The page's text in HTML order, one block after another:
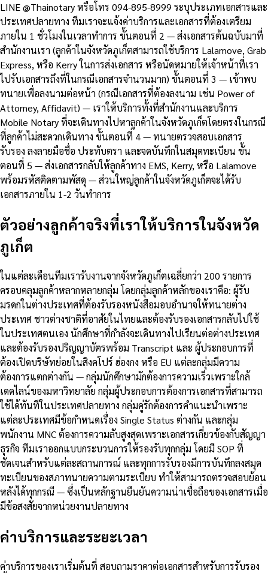
LINE @Thainotary หรือโทร 094-895-8999 ระบุประเภทเอกสารและ
ประเทศปลายทาง ทีมเราจะแจ้งค่าบริการและเอกสารที่ต้องเตรียม
ภายใน 1 ชั่วโมงในเวลาทำการ ขั้นตอนที่ 2 — ส่งเอกสารต้นฉบับมาที่
สำนักงานเรา (ลูกค้าในจังหวัดภูเก็ตสามารถใช้บริการ Lalamove, Grab
Express, หรือ Kerry ในการส่งเอกสาร หรือนัดหมายให้เจ้าหน้าที่เรา
ไปรับเอกสารถึงที่ในกรณีเอกสารจำนวนมาก) ขั้นตอนที่ 3 — เข้าพบ
ทนายเพื่อลงนามต่อหน้า (กรณีเอกสารที่ต้องลงนาม เช่น Power of
Attorney, Affidavit) — เราให้บริการทั้งที่สำนักงานและบริการ
Mobile Notary ที่จะเดินทางไปหาลูกค้าในจังหวัดภูเก็ตโดยตรงในกรณี
ที่ลูกค้าไม่สะดวกเดินทาง ขั้นตอนที่ 4 — ทนายตรวจสอบเอกสาร
รับรอง ลงลายมือชื่อ ประทับตรา และจดบันทึกในสมุดทะเบียน ขั้น
ตอนที่ 5 — ส่งเอกสารกลับให้ลูกค้าทาง EMS, Kerry, หรือ Lalamove
พร้อมรหัสติดตามพัสดุ — ส่วนใหญ่ลูกค้าในจังหวัดภูเก็ตจะได้รับ
เอกสารภายใน 1-2 วันทำการ
ตัวอย่างลูกค้าจริงที่เราให้บริการในจังหวัด
ภูเก็ต
ในแต่ละเดือนทีมเรารับงานจากจังหวัดภูเก็ตเฉลี่ยกว่า 200 รายการ
ครอบคลุมลูกค้าหลากหลายกลุ่ม โดยกลุ่มลูกค้าหลักของเราคือ: ผู้รับ
มรดกในต่างประเทศที่ต้องรับรองหนังสือมอบอำนาจให้ทนายต่าง
ประเทศ ชาวต่างชาติที่อาศัยในไทยและต้องรับรองเอกสารกลับไปใช้
ในประเทศตนเอง นักศึกษาที่กำลังจะเดินทางไปเรียนต่อต่างประเทศ
และต้องรับรองปริญญาบัตรพร้อม Transcript และ ผู้ประกอบการที่
ต้องเปิดบริษัทย่อยในสิงคโปร์ ฮ่องกง หรือ EU แต่ละกลุ่มมีความ
ต้องการแตกต่างกัน — กลุ่มนักศึกษามักต้องการความเร็วเพราะใกล้
เดดไลน์ของมหาวิทยาลัย กลุ่มผู้ประกอบการต้องการเอกสารที่สามารถ
ใช้ได้ทันทีในประเทศปลายทาง กลุ่มคู่รักต้องการคำแนะนำเพราะ
แต่ละประเทศมีข้อกำหนดเรื่อง Single Status ต่างกัน และกลุ่ม
พนักงาน MNC ต้องการความลับสูงสุดเพราะเอกสารเกี่ยวข้องกับสัญญา
ธุรกิจ ทีมเราออกแบบกระบวนการให้รองรับทุกกลุ่ม โดยมี SOP ที่
ชัดเจนสำหรับแต่ละสถานการณ์ และทุกการรับรองมีการบันทึกลงสมุด
ทะเบียนของสภาทนายความตามระเบียบ ทำให้สามารถตรวจสอบย้อน
หลังได้ทุกกรณี — ซึ่งเป็นหลักฐานยืนยันความน่าเชื่อถือของเอกสารเมื่อ
มีข้อสงสัยจากหน่วยงานปลายทาง
ค่าบริการและระยะเวลา
ค่าบริการของเราเริ่มต้นที่ สอบถามราคาต่อเอกสารสำหรับการรับรอง